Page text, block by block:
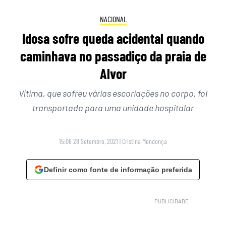
NACIONAL
Idosa sofre queda acidental quando
caminhava no passadiço da praia de
Alvor
Vítima, que sofreu várias escoriações no corpo, foi
transportada para uma unidade hospitalar
15:06 28 Setembro, 2021 | Cristina Mendonça
Definir como fonte de informação preferida